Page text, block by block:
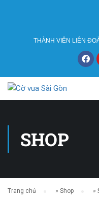
THÀNH VIÊN LIÊN
SHOP
Trang chủ » Shop »